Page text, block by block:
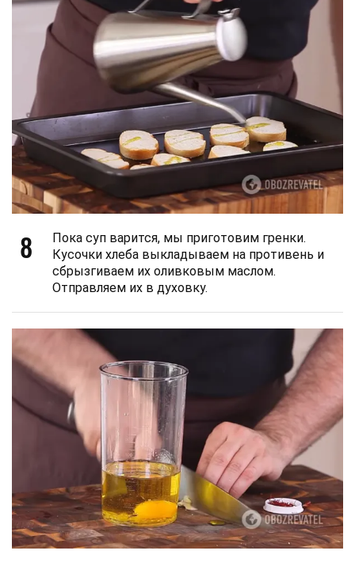
8
Пока суп варится, мы приготовим гренки.
Кусочки хлеба выкладываем на противень и
сбрызгиваем их оливковым маслом.
Отправляем их в духовку.